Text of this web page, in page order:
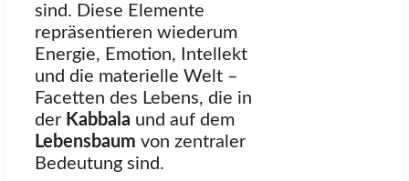
sind. Diese Elemente
repräsentieren wiederum
Energie, Emotion, Intellekt
und die materielle Welt –
Facetten des Lebens, die in
der Kabbala und auf dem
Lebensbaum von zentraler
Bedeutung sind.